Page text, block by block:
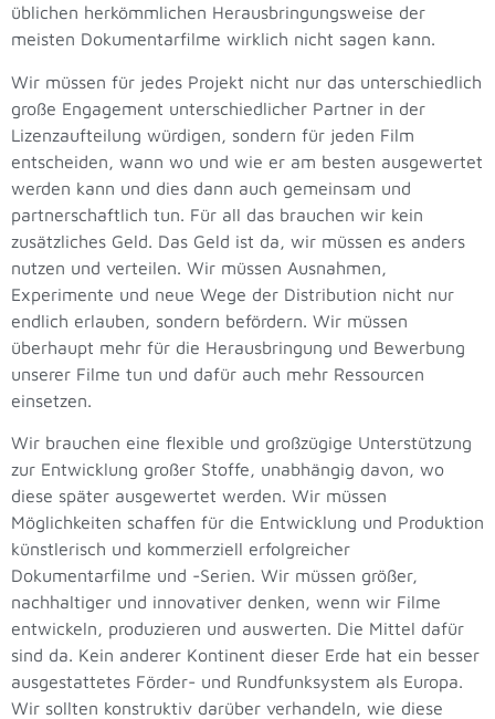
üblichen herkömmlichen Herausbringungsweise der
meisten Dokumentarfilme wirklich nicht sagen kann.
Wir müssen für jedes Projekt nicht nur das unterschiedlich
große Engagement unterschiedlicher Partner in der
Lizenzaufteilung würdigen, sondern für jeden Film
entscheiden, wann wo und wie er am besten ausgewertet
werden kann und dies dann auch gemeinsam und
partnerschaftlich tun. Für all das brauchen wir kein
zusätzliches Geld. Das Geld ist da, wir müssen es anders
nutzen und verteilen. Wir müssen Ausnahmen,
Experimente und neue Wege der Distribution nicht nur
endlich erlauben, sondern befördern. Wir müssen
überhaupt mehr für die Herausbringung und Bewerbung
unserer Filme tun und dafür auch mehr Ressourcen
einsetzen.
Wir brauchen eine flexible und großzügige Unterstützung
zur Entwicklung großer Stoffe, unabhängig davon, wo
diese später ausgewertet werden. Wir müssen
Möglichkeiten schaffen für die Entwicklung und Produktion
künstlerisch und kommerziell erfolgreicher
Dokumentarfilme und -Serien. Wir müssen größer,
nachhaltiger und innovativer denken, wenn wir Filme
entwickeln, produzieren und auswerten. Die Mittel dafür
sind da. Kein anderer Kontinent dieser Erde hat ein besser
ausgestattetes Förder- und Rundfunksystem als Europa.
Wir sollten konstruktiv darüber verhandeln, wie diese